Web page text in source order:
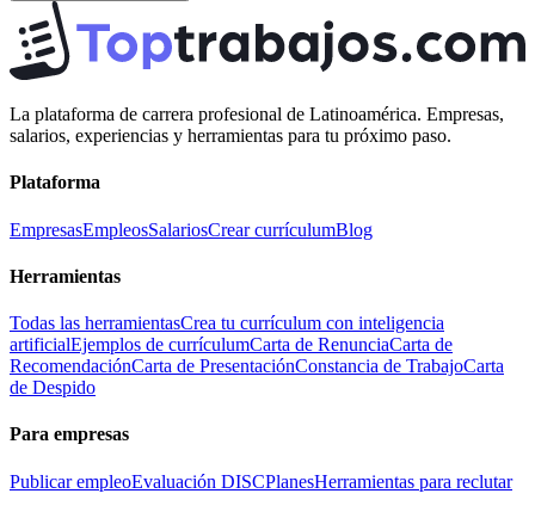
La plataforma de carrera profesional de Latinoamérica. Empresas,
salarios, experiencias y herramientas para tu próximo paso.
Plataforma
EmpresasEmpleosSalariosCrear currículumBlog
Herramientas
Todas las herramientasCrea tu currículum con inteligencia
artificialEjemplos de currículumCarta de RenunciaCarta de
RecomendaciónCarta de PresentaciónConstancia de TrabajoCarta
de Despido
Para empresas
Publicar empleoEvaluación DISCPlanesHerramientas para reclutar